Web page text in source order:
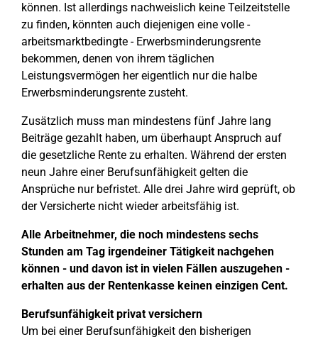
können. Ist allerdings nachweislich keine Teilzeitstelle
zu finden, könnten auch diejenigen eine volle -
arbeitsmarktbedingte - Erwerbsminderungsrente
bekommen, denen von ihrem täglichen
Leistungsvermögen her eigentlich nur die halbe
Erwerbsminderungsrente zusteht.
Zusätzlich muss man mindestens fünf Jahre lang
Beiträge gezahlt haben, um überhaupt Anspruch auf
die gesetzliche Rente zu erhalten. Während der ersten
neun Jahre einer Berufsunfähigkeit gelten die
Ansprüche nur befristet. Alle drei Jahre wird geprüft, ob
der Versicherte nicht wieder arbeitsfähig ist.
Alle Arbeitnehmer, die noch mindestens sechs
Stunden am Tag irgendeiner Tätigkeit nachgehen
können - und davon ist in vielen Fällen auszugehen -
erhalten aus der Rentenkasse keinen einzigen Cent.
Berufsunfähigkeit privat versichern
Um bei einer Berufsunfähigkeit den bisherigen